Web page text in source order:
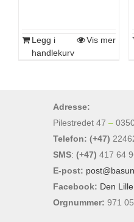
Legg i
handlekurv
Vis mer
Adresse:
Pilestredet 47 –
Telefon: (+47)
SMS: (+47) 417 64
E-post:
Facebook: Den
Orgnummer: 971